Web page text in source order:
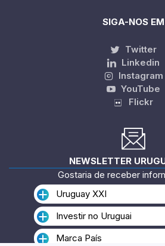
SIGA-NOS EM
Twitter
Linkedin
Instagram
YouTube
Flickr
NEWSLETTER
Gostaria de receber
Uruguay XXI
Investir no Uruguai
Marca País